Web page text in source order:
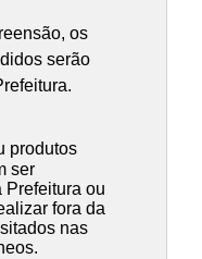
os
serão
produtos
ser
Prefeitura ou
fora da
nas